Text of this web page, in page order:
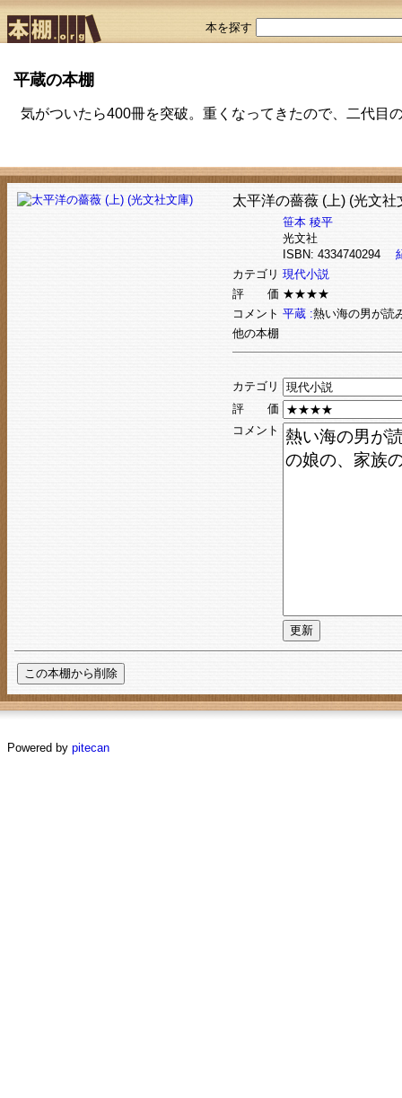
本を探す
平蔵の本棚
気がついたら400冊を突破。重くなってきたので、二代目
太平洋の薔薇 (上) (光文社
笹本 稜平
光文社
ISBN: 4334740294
カテゴリ 現代小説
評 価 ★★★★
コメント 平蔵 :熱い海の男が読
他の本棚
カテゴリ
評 価
コメント
Powered by pitecan